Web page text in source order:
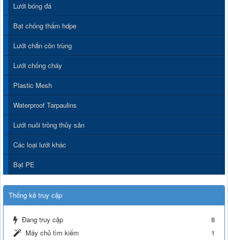
Lưới bóng đá
Bạt chống thấm hdpe
Lưới chắn côn trùng
Lưới chống cháy
Plastic Mesh
Waterproof Tarpaulins
Lưới nuôi trồng thủy sản
Các loại lưới khác
Bạt PE
Thống kê truy cập
Đang truy cập
8
Máy chủ tìm kiếm
1